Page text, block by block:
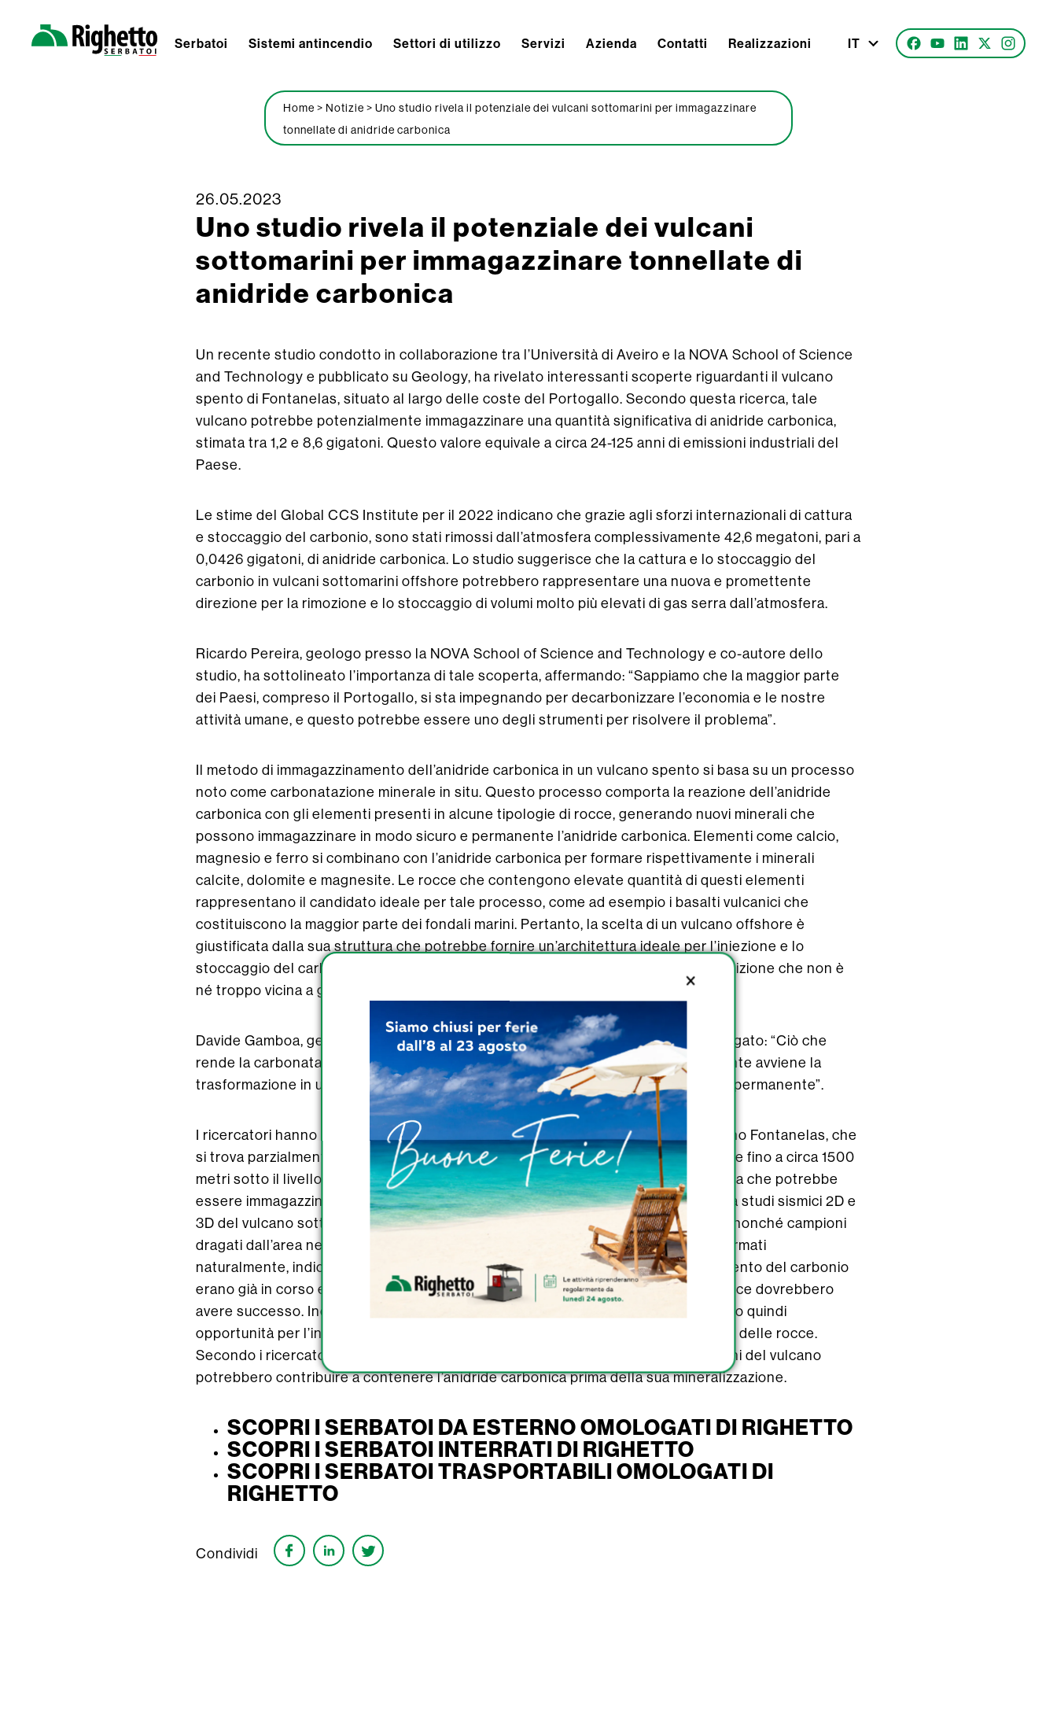
Serbatoi Sistemi antincendio Settori di utilizzo Servizi Azienda Contatti Realizzazioni IT
Home > Notizie > Uno studio rivela il potenziale dei vulcani sottomarini per immagazzinare
tonnellate di anidride carbonica
26.05.2023
Uno studio rivela il potenziale dei vulcani
sottomarini per immagazzinare tonnellate di
anidride carbonica
Un recente studio condotto in collaborazione tra l’Università di Aveiro e la NOVA School of Science
and Technology e pubblicato su Geology, ha rivelato interessanti scoperte riguardanti il vulcano
spento di Fontanelas, situato al largo delle coste del Portogallo. Secondo questa ricerca, tale
vulcano potrebbe potenzialmente immagazzinare una quantità significativa di anidride carbonica,
stimata tra 1,2 e 8,6 gigatoni. Questo valore equivale a circa 24-125 anni di emissioni industriali del
Paese.
Le stime del Global CCS Institute per il 2022 indicano che grazie agli sforzi internazionali di cattura
e stoccaggio del carbonio, sono stati rimossi dall’atmosfera complessivamente 42,6 megatoni, pari a
0,0426 gigatoni, di anidride carbonica. Lo studio suggerisce che la cattura e lo stoccaggio del
carbonio in vulcani sottomarini offshore potrebbero rappresentare una nuova e promettente
direzione per la rimozione e lo stoccaggio di volumi molto più elevati di gas serra dall’atmosfera.
Ricardo Pereira, geologo presso la NOVA School of Science and Technology e co-autore dello
studio, ha sottolineato l’importanza di tale scoperta, affermando: “Sappiamo che la maggior parte
dei Paesi, compreso il Portogallo, si sta impegnando per decarbonizzare l’economia e le nostre
attività umane, e questo potrebbe essere uno degli strumenti per risolvere il problema”.
Il metodo di immagazzinamento dell’anidride carbonica in un vulcano spento si basa su un processo
noto come carbonatazione minerale in situ. Questo processo comporta la reazione dell’anidride
carbonica con gli elementi presenti in alcune tipologie di rocce, generando nuovi minerali che
possono immagazzinare in modo sicuro e permanente l’anidride carbonica. Elementi come calcio,
magnesio e ferro si combinano con l’anidride carbonica per formare rispettivamente i minerali
calcite, dolomite e magnesite. Le rocce che contengono elevate quantità di questi elementi
rappresentano il candidato ideale per tale processo, come ad esempio i basalti vulcanici che
costituiscono la maggior parte dei fondali marini. Pertanto, la scelta di un vulcano offshore è
giustificata dalla sua struttura che potrebbe fornire un’architettura ideale per l’iniezione e lo
stoccaggio del carbonio, dalle rocce adatte alle reazioni coinvolte e dalla sua posizione che non è
né troppo vicina a grandi popolazioni né troppo lontana.
Davide Gamboa, geologo dell’Università di Aveiro e coautore dello studio, ha spiegato: “Ciò che
rende la carbonatazione minerale davvero interessante è il tempo. Più velocemente avviene la
trasformazione in un minerale, più diventa sicuro e, una volta che è un minerale, è permanente”.
I ricercatori hanno focalizzato il loro studio sul potenziale di stoccaggio del vulcano Fontanelas, che
si trova parzialmente sepolto a circa 100 chilometri al largo di Lisbona e si estende fino a circa 1500
metri sotto il livello del mare. Per stimare il volume potenziale di anidride carbonica che potrebbe
essere immagazzinato in questo sito, gli autori hanno utilizzato dati provenienti da studi sismici 2D e
3D del vulcano sottomarino, prodotti durante l’esplorazione petrolifera offshore, nonché campioni
dragati dall’area nel 2008. I campioni dragati contenevano minerali carbonatici formati
naturalmente, indicando che le reazioni chimiche necessarie per l’immagazzinamento del carbonio
erano già in corso e che gli sforzi volti alla mineralizzazione del carbonio in tali rocce dovrebbero
avere successo. Inoltre, i campioni presentavano spazi porosi fino al 40%, creando quindi
opportunità per l’iniezione e la mineralizzazione dell’anidride carbonica all’interno delle rocce.
Secondo i ricercatori, anche gli strati a bassa permeabilità rilevati intorno ai fianchi del vulcano
potrebbero contribuire a contenere l’anidride carbonica prima della sua mineralizzazione.
SCOPRI I SERBATOI DA ESTERNO OMOLOGATI DI RIGHETTO
SCOPRI I SERBATOI INTERRATI DI RIGHETTO
SCOPRI I SERBATOI TRASPORTABILI OMOLOGATI DI
RIGHETTO
Condividi